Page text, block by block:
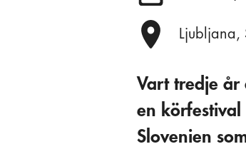
Plats:
Ljubljana,
Vart tredje år
en körfestival
Slovenien